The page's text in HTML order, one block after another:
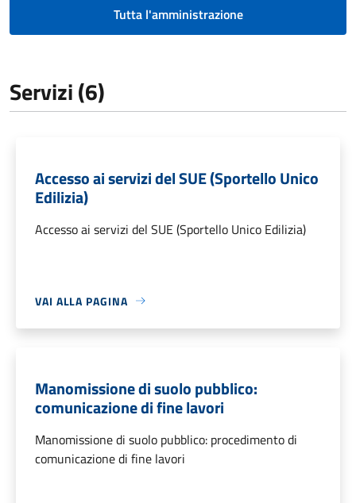
Tutta l'amministrazione
Servizi (6)
Accesso ai servizi del SUE (Sportello Unico
Edilizia)
Accesso ai servizi del SUE (Sportello Unico Edilizia)
VAI ALLA PAGINA
Manomissione di suolo pubblico:
comunicazione di fine lavori
Manomissione di suolo pubblico: procedimento di
comunicazione di fine lavori